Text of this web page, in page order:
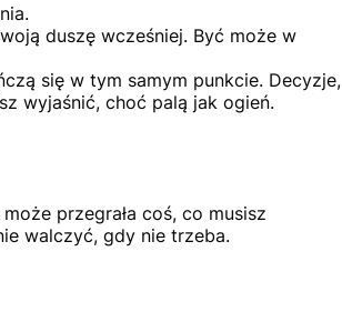
duszę wcześniej. Być może w
się w tym samym punkcie. Decyzje,
wyjaśnić, choć palą jak ogień.
przegrała coś, co musisz
walczyć, gdy nie trzeba.